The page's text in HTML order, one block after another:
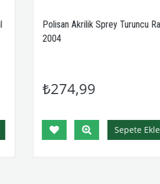
Polisan Akrilik Sprey Turuncu Ral
2004
₺274,99
Sepete Ekle